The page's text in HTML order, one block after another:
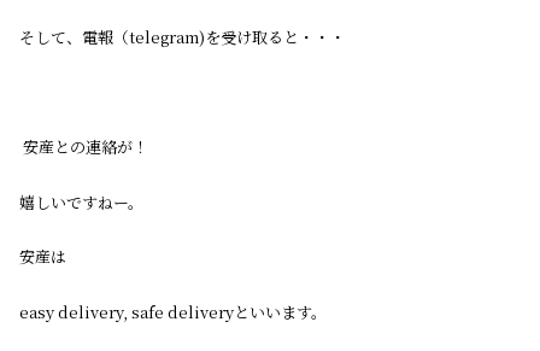
そして、電報（telegram)を受け取ると・・・
安産との連絡が！
嬉しいですねー。
安産は
easy delivery, safe deliveryといいます。